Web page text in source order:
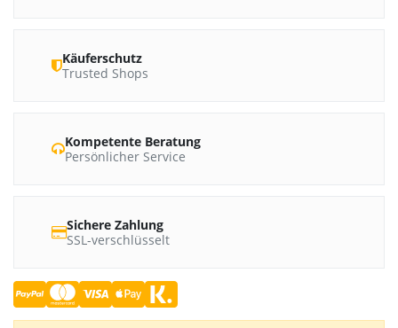
Käuferschutz
Trusted Shops
Kompetente Beratung
Persönlicher Service
Sichere Zahlung
SSL-verschlüsselt